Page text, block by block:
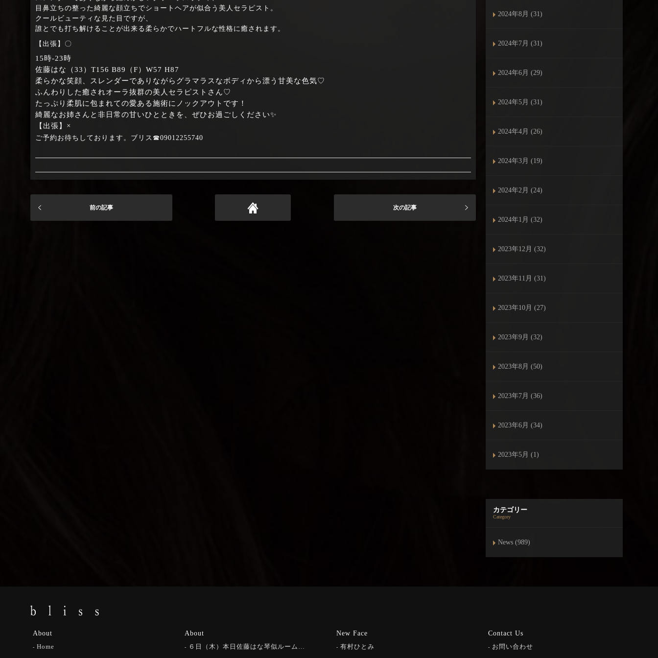
目鼻立ちの整った綺麗な顔立ちでショートヘアが似合う美人セラピスト。
クールビューティな見た目ですが、
誰とでも打ち解けることが出来る柔らかでハートフルな性格に癒されます。
【出張】〇
15時‐23時
佐藤はな（33）T156 B89（F）W57 H87
柔らかな笑顔、スレンダーでありながらグラマラスなボディから漂う甘美な色気♡
ふんわりした癒されオーラ抜群の美人セラピストさん♡
たっぷり柔肌に包まれての愛ある施術にノックアウトです！
綺麗なお姉さんと非日常の甘いひとときを、ぜひお過ごしください✨
【出張】×
ご予約お待ちしております。ブリス☎09012255740
前の記事 次の記事
2024年8月 (31)
2024年7月 (31)
2024年6月 (29)
2024年5月 (31)
2024年4月 (26)
2024年3月 (19)
2024年2月 (24)
2024年1月 (32)
2023年12月 (32)
2023年11月 (31)
2023年10月 (27)
2023年9月 (32)
2023年8月 (50)
2023年7月 (36)
2023年6月 (34)
2023年5月 (1)
カテゴリー
Category
News (989)
About
Home
About
６日（木）本日佐藤はな琴似ルーム…
New Face
有村ひとみ
Contact Us
お問い合わせ